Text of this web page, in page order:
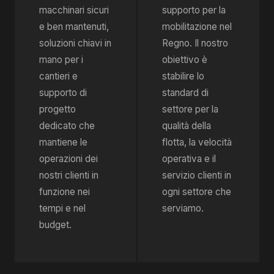
macchinari sicuri
e ben mantenuti,
soluzioni chiavi in
​​mano per i
cantieri e
supporto di
progetto
dedicato che
mantiene le
operazioni dei
nostri clienti in
funzione nei
tempi e nel
budget.
supporto per la
mobilitazione nel
Regno. Il nostro
obiettivo è
stabilire lo
standard di
settore per la
qualità della
flotta, la velocità
operativa e il
servizio clienti in
ogni settore che
serviamo.